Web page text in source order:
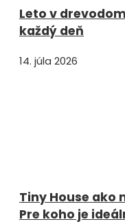
Leto v
každý deň
14. júla 2026
Tiny House ako
Pre koho je